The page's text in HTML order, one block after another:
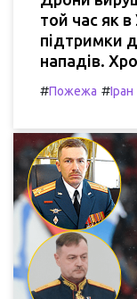
той час як в
підтримки
нападів.
#Пожежа #Іран